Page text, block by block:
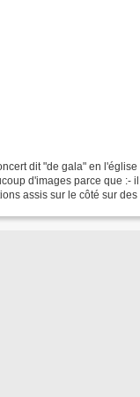
dit "de gala" en
d'images parce que :-
assis sur le côté sur